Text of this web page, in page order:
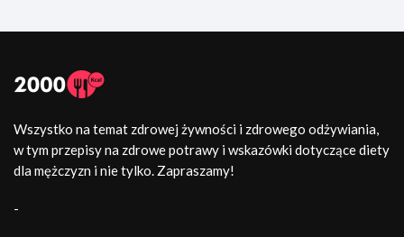
Wszystko na temat zdrowej żywności i zdrowego odżywiania,
w tym przepisy na zdrowe potrawy i wskazówki dotyczące diety
dla mężczyzn i nie tylko. Zapraszamy!
-